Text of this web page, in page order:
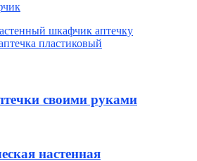
шкафчик аптечку
пластиковый
своими руками
настенная